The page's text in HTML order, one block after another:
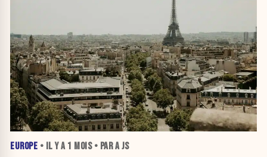
EUROPE • IL Y A 1 MOIS• PAR A JS